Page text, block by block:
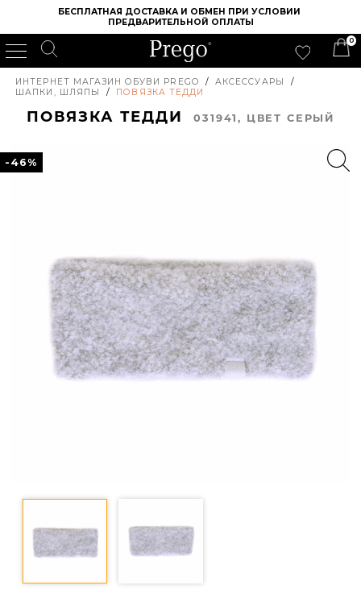
БЕСПЛАТНАЯ ДОСТАВКА И ОБМЕН ПРИ УСЛОВИИ
ПРЕДВАРИТЕЛЬНОЙ ОПЛАТЫ
0
ИНТЕРНЕТ МАГАЗИН ОБУВИ PREGO / АКСЕССУАРЫ
/
ШАПКИ, ШЛЯПЫ
/ ПОВЯЗКА ТЕДДИ
ПОВЯЗКА ТЕДДИ031941, ЦВЕТ СЕРЫЙ
-46%